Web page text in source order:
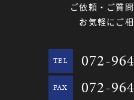
ご依頼・ご質
お気軽にご
TEL 072-
FAX 072-